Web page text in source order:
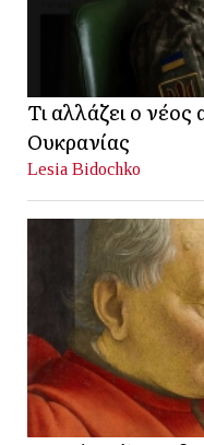
Τι αλλάζει ο
Ουκρανίας
Lesia Bidochko